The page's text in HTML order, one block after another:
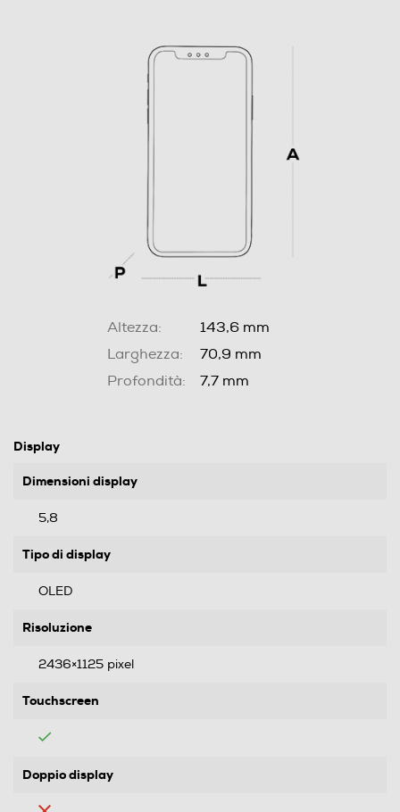
Altezza:
143,6 mm
Larghezza:
70,9 mm
Profondità:
7,7 mm
Display
Dimensioni display
5,8
Tipo di display
OLED
Risoluzione
2436×1125 pixel
Touchscreen
Doppio display